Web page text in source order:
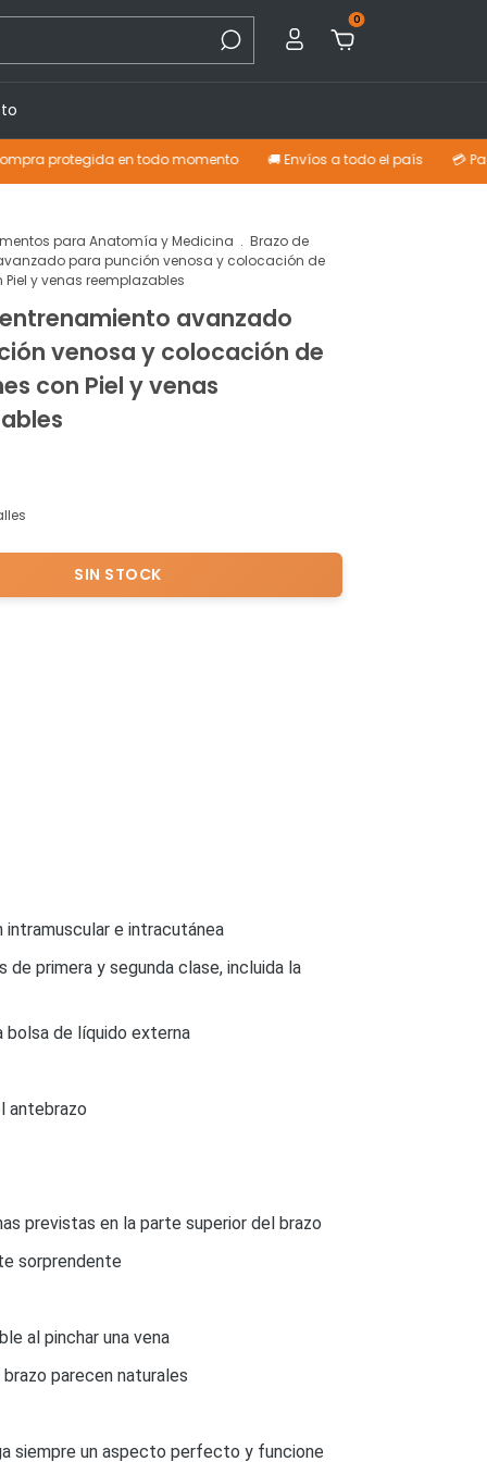
0
en todo momento 🚚 Envíos a todo el país 💳 Pagá con
para Anatomía y Medicina . Brazo de
para punción venosa y colocación de
y venas reemplazables
avanzado
venosa y colocación de
con Piel y venas
e intracutánea
primera y segunda clase, incluida la
bolsa de líquido externa
antebrazo
previstas en la parte superior del brazo
sorprendente
al pinchar una vena
parecen naturales
siempre un aspecto perfecto y funcione